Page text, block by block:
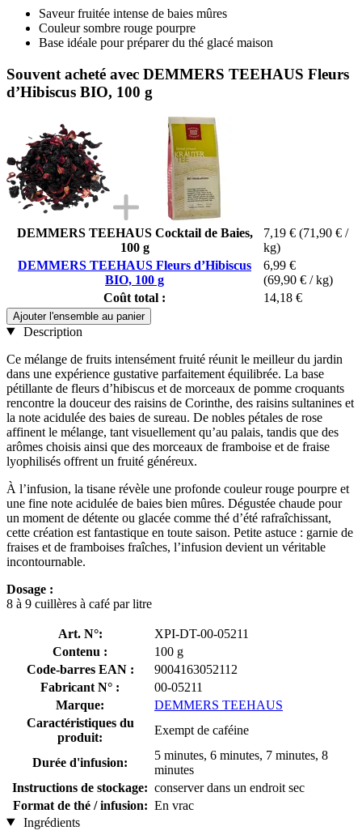
Saveur fruitée intense de baies mûres
Couleur sombre rouge pourpre
Base idéale pour préparer du thé glacé maison
Souvent acheté avec DEMMERS TEEHAUS Fleurs
d’Hibiscus BIO, 100 g
DEMMERS TEEHAUS Cocktail de Baies,
100 g
7,19 € (71,90 € /
kg)
DEMMERS TEEHAUS Fleurs d’Hibiscus
BIO, 100 g
6,99 €
(69,90 € / kg)
Coût total :
14,18 €
Ajouter l'ensemble au panier
Description
Ce mélange de fruits intensément fruité réunit le meilleur du jardin
dans une expérience gustative parfaitement équilibrée. La base
pétillante de fleurs d’hibiscus et de morceaux de pomme croquants
rencontre la douceur des raisins de Corinthe, des raisins sultanines et
la note acidulée des baies de sureau. De nobles pétales de rose
affinent le mélange, tant visuellement qu’au palais, tandis que des
arômes choisis ainsi que des morceaux de framboise et de fraise
lyophilisés offrent un fruité généreux.
À l’infusion, la tisane révèle une profonde couleur rouge pourpre et
une fine note acidulée de baies bien mûres. Dégustée chaude pour
un moment de détente ou glacée comme thé d’été rafraîchissant,
cette création est fantastique en toute saison. Petite astuce : garnie de
fraises et de framboises fraîches, l’infusion devient un véritable
incontournable.
Dosage :
8 à 9 cuillères à café par litre
Art. N°:
XPI-DT-00-05211
Contenu :
100 g
Code-barres EAN :
9004163052112
Fabricant N° :
00-05211
Marque:
DEMMERS TEEHAUS
Caractéristiques du
produit:
Exempt de caféine
Durée d'infusion:
5 minutes, 6 minutes, 7 minutes, 8
minutes
Instructions de stockage: conserver dans un endroit sec
Format de thé / infusion: En vrac
Ingrédients